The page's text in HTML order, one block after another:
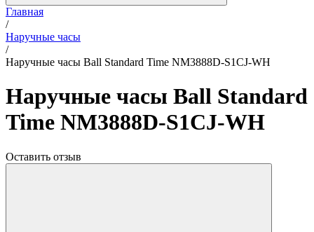
Главная
/
Наручные часы
/
Наручные часы Ball Standard Time NM3888D-S1CJ-WH
Наручные часы Ball Standard
Time NM3888D-S1CJ-WH
Оставить отзыв